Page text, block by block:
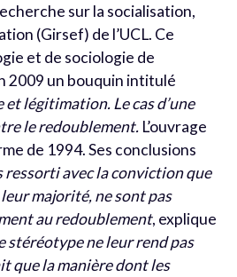
sur la socialisation,
(Girsef) de l’UCL. Ce
et de sociologie de
2009 un bouquin intitulé
légitimation. Le cas d’une
le redoublement. L’ouvrage
de 1994. Ses conclusions
ressorti avec la conviction que
majorité, ne sont pas
au redoublement, explique
stéréotype ne leur rend pas
que la manière dont les